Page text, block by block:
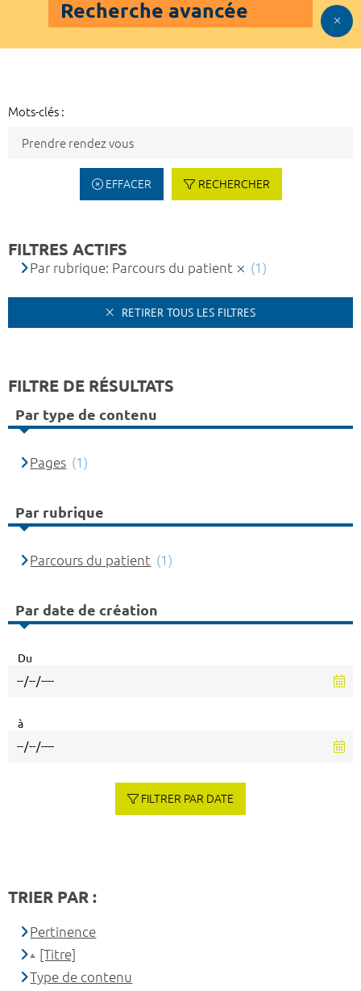
Recherche avancée
Mots-clés :
EFFACER RECHERCHER
FILTRES ACTIFS
Par rubrique: Parcours du patient (1)
RETIRER TOUS LES FILTRES
FILTRE DE RÉSULTATS
Par type de contenu
Pages (1)
Par rubrique
Parcours du patient (1)
Par date de création
Du
à
FILTRER PAR DATE
TRIER PAR :
Pertinence
[Titre]
Type de contenu